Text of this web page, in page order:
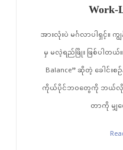
Work-
အားလုံးပဲ မင်္ဂလာပါရှင့်။ က
မှ မလဲ့ရည်ဖြိုး ဖြစ်ပါတယ်
Balance” ဆိုတဲ့ ခေါင်း
ကိုယ်ပိုင်ဘဝတွေကို ဘယ်လို
တာကို မျှ